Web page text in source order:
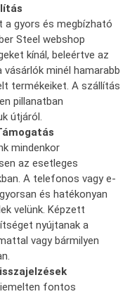
a gyors és megbízható
Steel webshop
kínál, beleértve az
minél hamarabb
termékeiket. A szállítás
pillanatban
útjáról.
mindenkor
az esetleges
A telefonos vagy e-
és hatékonyan
velünk. Képzett
nyújtanak a
vagy bármilyen
fontos